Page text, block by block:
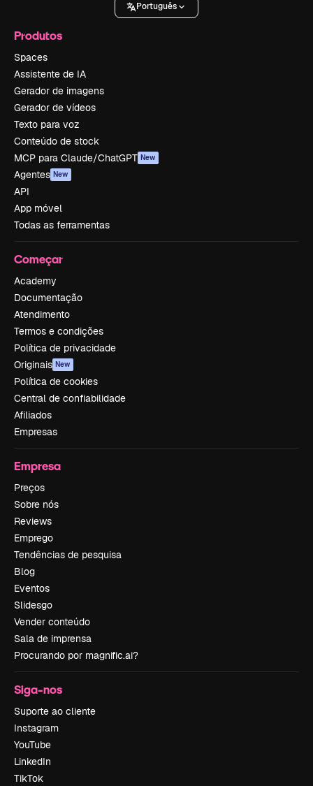
Português
Produtos
Spaces
Assistente de IA
Gerador de imagens
Gerador de vídeos
Texto para voz
Conteúdo de stock
MCP para Claude/ChatGPT New
Agentes New
API
App móvel
Todas as ferramentas
Começar
Academy
Documentação
Atendimento
Termos e condições
Política de privacidade
Originais New
Política de cookies
Central de confiabilidade
Afiliados
Empresas
Empresa
Preços
Sobre nós
Reviews
Emprego
Tendências de pesquisa
Blog
Eventos
Slidesgo
Vender conteúdo
Sala de imprensa
Procurando por magnific.ai?
Siga-nos
Suporte ao cliente
Instagram
YouTube
LinkedIn
TikTok